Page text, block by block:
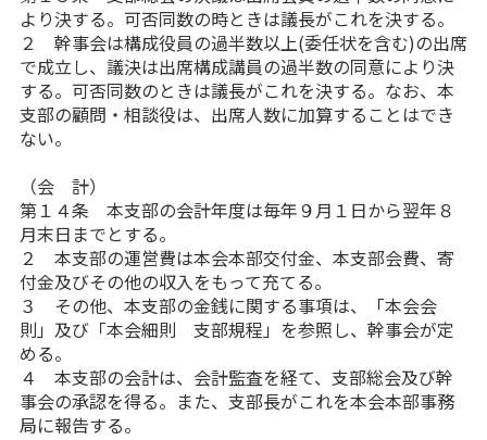
より決する。可否同数の時ときは議長がこれを決する。
２ 幹事会は構成役員の過半数以上(委任状を含む)の出席
で成立し、議決は出席構成講員の過半数の同意により決
する。可否同数のときは議長がこれを決する。なお、本
支部の顧問・相談役は、出席人数に加算することはでき
ない。
（会 計）
第１４条 本支部の会計年度は毎年９月１日から翌年８
月末日までとする。
２ 本支部の運営費は本会本部交付金、本支部会費、寄
付金及びその他の収入をもって充てる。
３ その他、本支部の金銭に関する事項は、「本会会
則」及び「本会細則 支部規程」を参照し、幹事会が定
める。
４ 本支部の会計は、会計監査を経て、支部総会及び幹
事会の承認を得る。また、支部長がこれを本会本部事務
局に報告する。